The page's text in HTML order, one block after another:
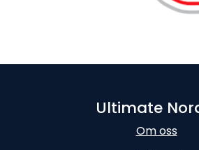
Ultimate
Om oss